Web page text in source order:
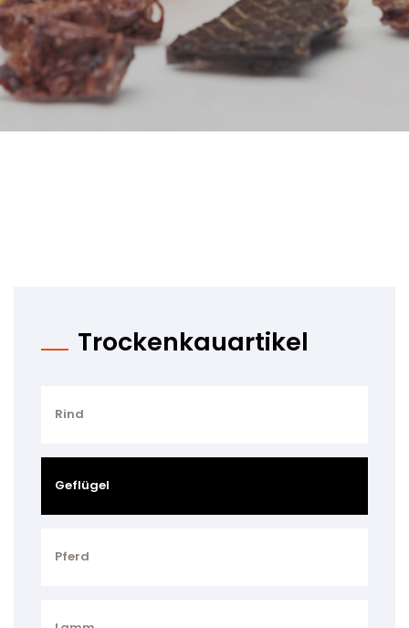
Trockenkauartikel
Rind
Geflügel
Pferd